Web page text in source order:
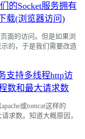
的Socket服务拥有
载(浏览器访问)
面的访问。但是如果浏
的，于是我们需要改造
支持多线程http访
数和最大请求数
或tomcat这样的
求数。知道大概原因，